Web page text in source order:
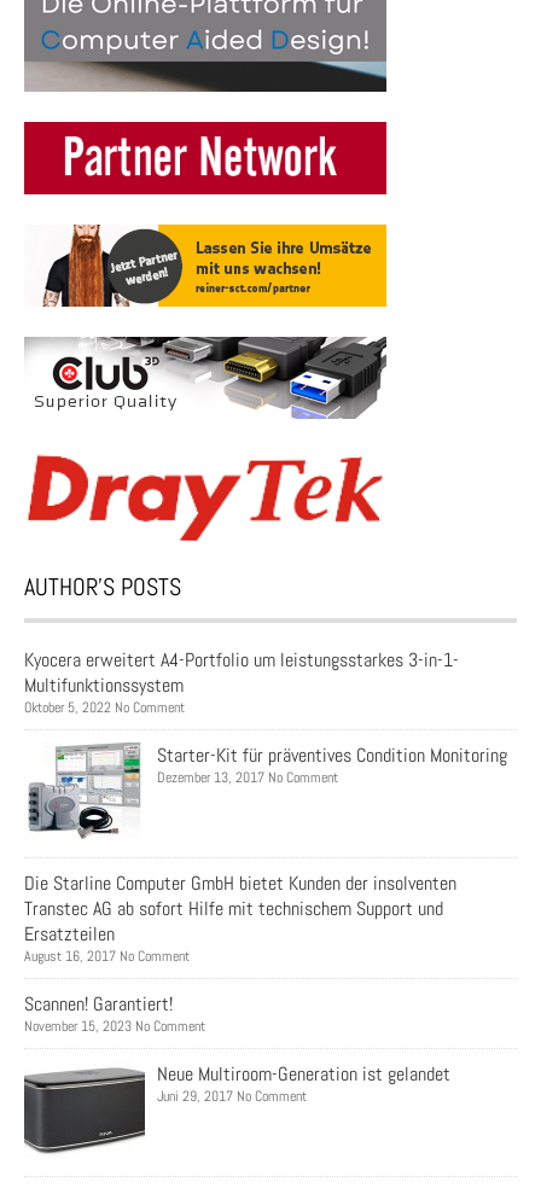
AUTHOR’S POSTS
Kyocera erweitert A4-Portfolio um leistungsstarkes 3-in-1-
Multifunktionssystem
Oktober 5, 2022 No Comment
Starter-Kit für präventives Condition Monitoring
Dezember 13, 2017 No Comment
Die Starline Computer GmbH bietet Kunden der insolventen
Transtec AG ab sofort Hilfe mit technischem Support und
Ersatzteilen
August 16, 2017 No Comment
Scannen! Garantiert!
November 15, 2023 No Comment
Neue Multiroom-Generation ist gelandet
Juni 29, 2017 No Comment